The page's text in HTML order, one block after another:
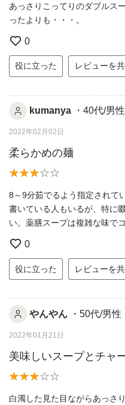
あっさりこってりのダブルス
ったよりも・・・。
0
役に立った レビューを
kumanya ・40代/男性
2022年02月02日
柔らかめの麺
8～9分茹でるよう指定されて
書いている人もいるが、特に
い。薬膳スープは複雑な味で
0
役に立った レビューを
やんやん ・50代/男性
2022年01月21日
美味しいスープとチャ
白濁した見た目ながらあっさ